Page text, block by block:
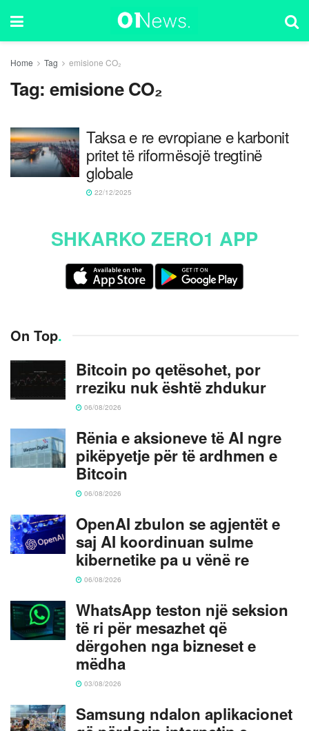
Home Tag emisione CO₂
Tag:emisione CO₂
Taksa e re evropiane e karbonit
pritet të riformësojë tregtinë
globale
22/12/2025
SHKARKO ZERO1 APP
On Top.
Bitcoin po qetësohet, por
rreziku nuk është zhdukur
06/08/2026
Rënia e aksioneve të AI ngre
pikëpyetje për të ardhmen e
Bitcoin
06/08/2026
OpenAI zbulon se agjentët e
saj AI koordinuan sulme
kibernetike pa u vënë re
06/08/2026
WhatsApp teston një seksion
të ri për mesazhet që
dërgohen nga bizneset e
mëdha
03/08/2026
Samsung ndalon aplikacionet